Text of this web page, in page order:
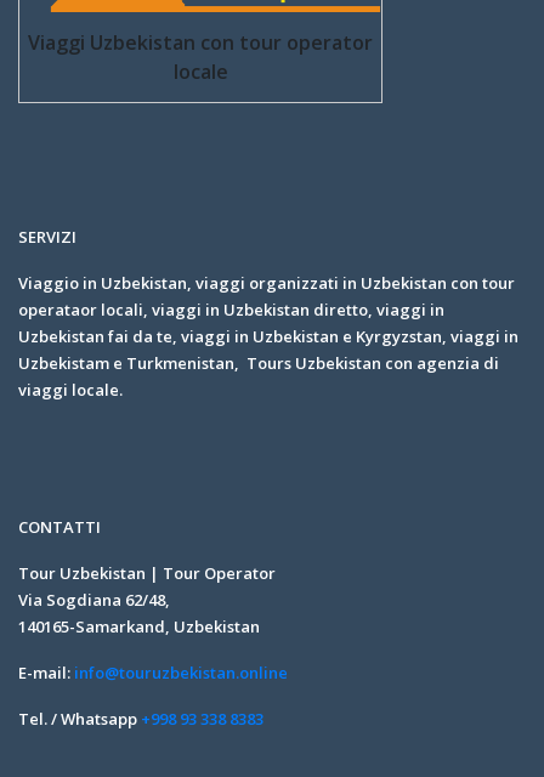
Viaggi Uzbekistan con tour operator
locale
SERVIZI
Viaggio in Uzbekistan, viaggi organizzati in Uzbekistan con tour
operataor locali, viaggi in Uzbekistan diretto, viaggi in
Uzbekistan fai da te, viaggi in Uzbekistan e Kyrgyzstan, viaggi in
Uzbekistam e Turkmenistan, Tours Uzbekistan con agenzia di
viaggi locale.
CONTATTI
Tour Uzbekistan | Tour Operator
Via Sogdiana 62/48,
140165-Samarkand, Uzbekistan
E-mail: info@touruzbekistan.online
Tel. / Whatsapp +998 93 338 8383